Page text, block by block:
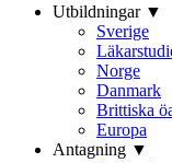
Utbildningar ▼
Sverige
Norge
Danmark
Brittiska
Europa
Antagning ▼